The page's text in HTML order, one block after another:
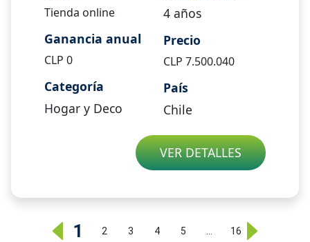
Tienda online
Ganancia anual
CLP 0
Categoría
Hogar y Deco
4 años
Precio
CLP 7.500.040
País
Chile
VER DETALLES
1 2 3 4 5 16